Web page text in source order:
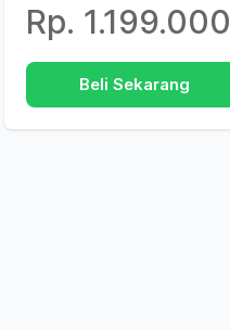
Rp. 1.199.000
Beli Sekarang